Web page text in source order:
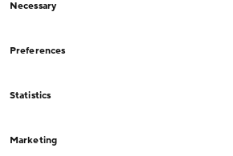
Selection
Necessary
Preferences
Statistics
Marketing